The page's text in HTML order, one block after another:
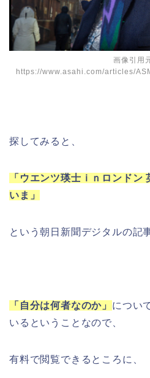
画像引用
https://www.asahi.com/articles/
探してみると、
「ウエンツ瑛士ｉｎロンドン
いま」
という朝日新聞デジタルの記
「自分は何者なのか」 につい
いるということなので、
有料で閲覧できるところに、